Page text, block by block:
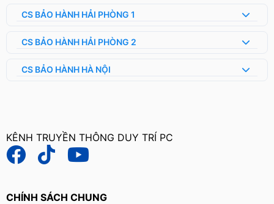
CS BẢO HÀNH HẢI PHÒNG 1
CS BẢO HÀNH HẢI PHÒNG 2
CS BẢO HÀNH HÀ NỘI
KÊNH TRUYỀN THÔNG DUY TRÍ PC
CHÍNH SÁCH CHUNG